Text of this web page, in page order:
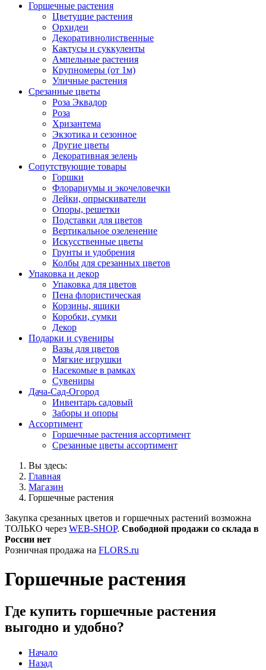
Горшечные растения
Цветущие растения
Орхидеи
Декоративнолиственные
Кактусы и суккуленты
Ампельные растения
Крупномеры (от 1м)
Уличные растения
Срезанные цветы
Роза Эквадор
Роза
Хризантема
Экзотика и сезонное
Другие цветы
Декоративная зелень
Сопутствующие товары
Горшки
Флорариумы и экочеловечки
Лейки, опрыскиватели
Опоры, решетки
Подставки для цветов
Вертикальное озеленение
Искусственные цветы
Грунты и удобрения
Колбы для срезанных цветов
Упаковка и декор
Упаковка для цветов
Пена флористическая
Корзины, ящики
Коробки, сумки
Декор
Подарки и сувениры
Вазы для цветов
Мягкие игрушки
Насекомые в рамках
Сувениры
Дача-Сад-Огород
Инвентарь садовый
Заборы и опоры
Ассортимент
Горшечные растения ассортимент
Срезанные цветы ассортимент
Вы здесь:
Главная
Магазин
Горшечные растения
Закупка срезанных цветов и горшечных растений возможна
ТОЛЬКО через WEB-SHOP. Свободной продажи со склада в
России нет
Розничная продажа на FLORS.ru
Горшечные растения
Где купить горшечные растения
выгодно и удобно?
Начало
Назад